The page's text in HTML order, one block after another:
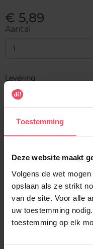
Toestemming
Deze website maakt
Volgens de wet
opslaan als ze strikt
van de site. Voor alle
uw toestemming
toestemming op elk
€ 5,89
Aantal
1
Levering
Voorradig
In
Gratis levering bij
Gratis retour in je
Verzending binnen